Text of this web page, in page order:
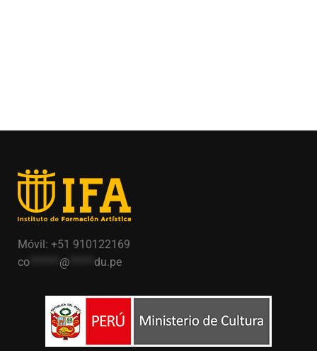
Móvil: +51 910122169
co
@ du.pe